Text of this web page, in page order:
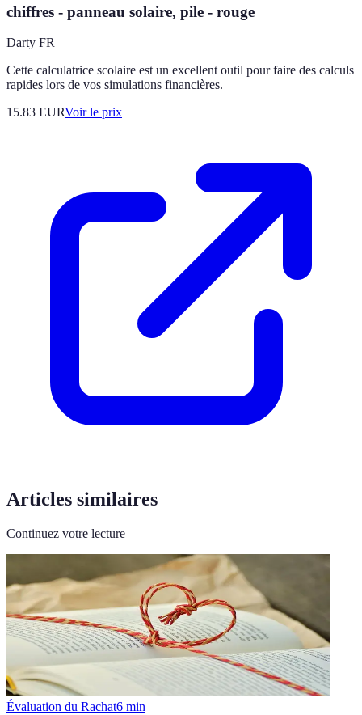
chiffres - panneau solaire, pile - rouge
Darty FR
Cette calculatrice scolaire est un excellent outil pour faire des calculs
rapides lors de vos simulations financières.
15.83 EURVoir le prix
Articles similaires
Continuez votre lecture
Évaluation du Rachat6 min